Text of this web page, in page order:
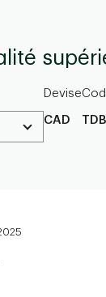
Devise
CAD